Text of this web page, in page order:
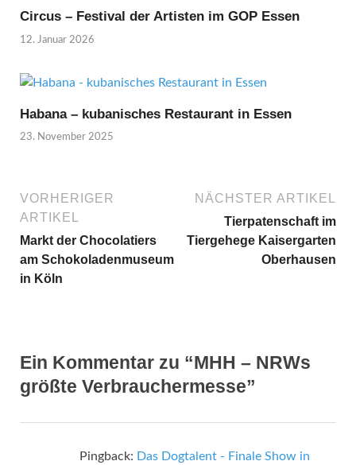
Circus – Festival der Artisten im GOP Essen
12. Januar 2026
Habana – kubanisches Restaurant in Essen
23. November 2025
VORHERIGER
ARTIKEL
Markt der Chocolatiers
am Schokoladenmuseum
in Köln
NÄCHSTER ARTIKEL
Tierpatenschaft im
Tiergehege Kaisergarten
Oberhausen
Ein Kommentar zu “MHH – NRWs
größte Verbrauchermesse”
Pingback: Das Dogtalent - Finale Show in